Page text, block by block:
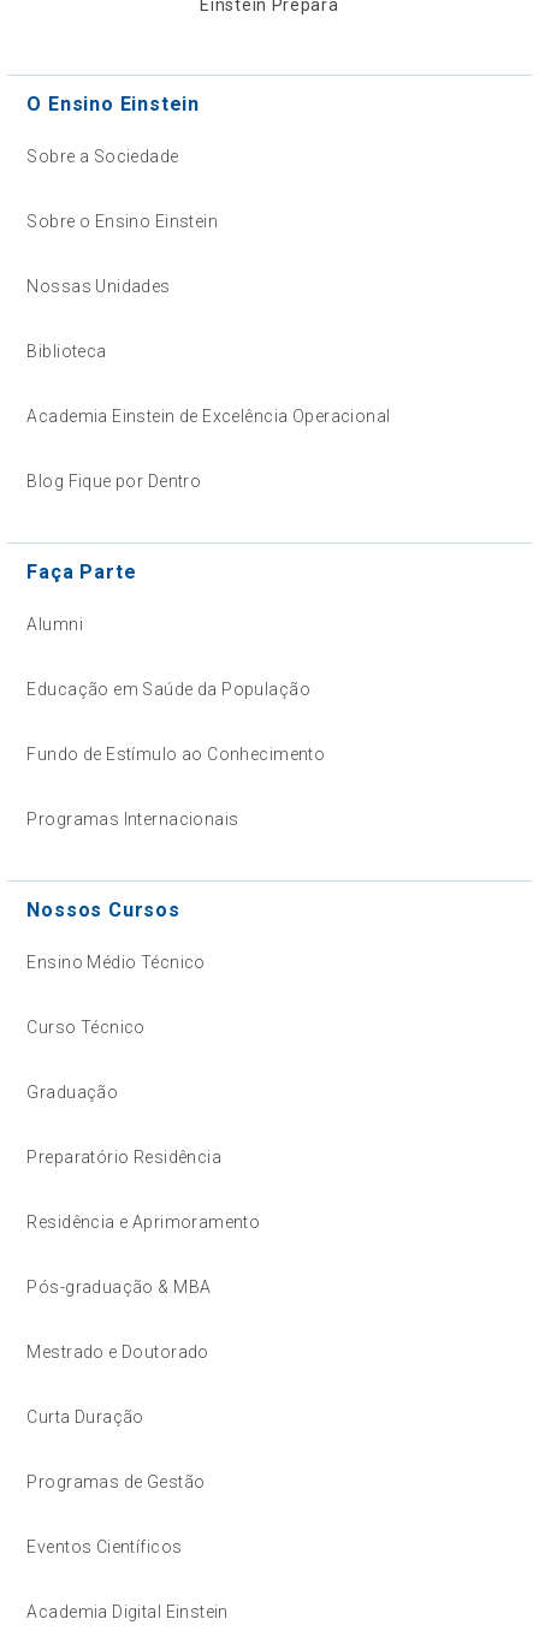
Einstein Prepara
O Ensino Einstein
Sobre a Sociedade
Sobre o Ensino Einstein
Nossas Unidades
Biblioteca
Academia Einstein de Excelência Operacional
Blog Fique por Dentro
Faça Parte
Alumni
Educação em Saúde da População
Fundo de Estímulo ao Conhecimento
Programas Internacionais
Nossos Cursos
Ensino Médio Técnico
Curso Técnico
Graduação
Preparatório Residência
Residência e Aprimoramento
Pós-graduação & MBA
Mestrado e Doutorado
Curta Duração
Programas de Gestão
Eventos Científicos
Academia Digital Einstein